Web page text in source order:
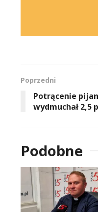
Poprzedni
Potrącenie
wydmuchał 2,5
Podobne